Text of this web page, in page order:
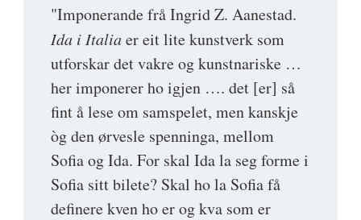
"Imponerande frå Ingrid Z. Aanestad.
Ida i Italiaer eit lite kunstverk som
utforskar det vakre og kunstnariske …
her imponerer ho igjen …. det [er] så
fint å lese om samspelet, men kanskje
òg den ørvesle spenninga, mellom
Sofia og Ida. For skal Ida la seg forme i
Sofia sitt bilete? Skal ho la Sofia få
definere kven ho er og kva som er